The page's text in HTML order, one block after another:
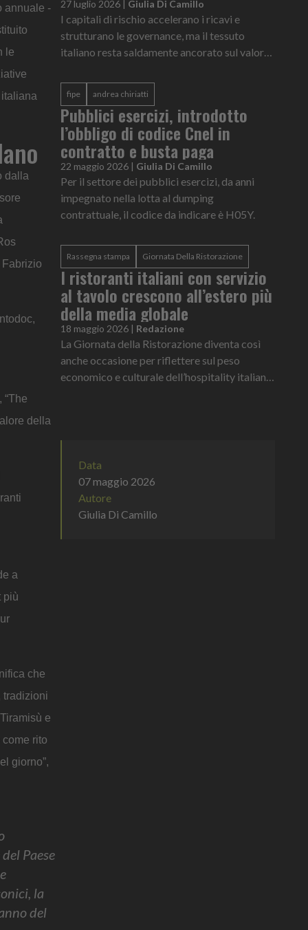
annuale -
le
dalla
della
a
più
che
tradizioni
e
rito
giorno”,
Paese
la
del
27 luglio 2026 | Giulia Di Camillo
I capitali di rischio accelerano i ricavi e
strutturano le governance, ma il tessuto
italiano resta saldamente ancorato sul valore
fipe andrea chiriatti
Pubblici esercizi, introdotto
l’obbligo di codice Cnel in
contratto e busta paga
22 maggio 2026 | Giulia Di Camillo
Per il settore dei pubblici esercizi, da anni
impegnato nella lotta al dumping
contrattuale, il codice da indicare è H05Y.
Rassegna stampa Giornata Della Ristorazione
I ristoranti italiani con servizio
al tavolo crescono all’estero più
della media globale
18 maggio 2026 | Redazione
La Giornata della Ristorazione diventa così
anche occasione per riflettere sul peso
economico e culturale dell’hospitality italiana
Data
07 maggio 2026
Autore
Giulia Di Camillo